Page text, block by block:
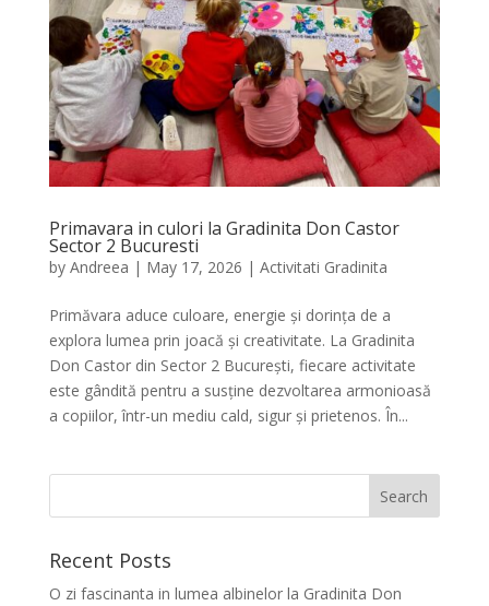
Primavara in culori la Gradinita Don Castor
Sector 2 Bucuresti
by Andreea | May 17, 2026 | Activitati Gradinita
Primăvara aduce culoare, energie și dorința de a
explora lumea prin joacă și creativitate. La Gradinita
Don Castor din Sector 2 București, fiecare activitate
este gândită pentru a susține dezvoltarea armonioasă
a copiilor, într-un mediu cald, sigur și prietenos. În...
Recent Posts
O zi fascinanta in lumea albinelor la Gradinita Don